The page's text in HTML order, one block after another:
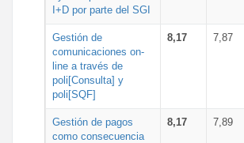
I+D por parte del SGI
Gestión de
comunicaciones on-
line a través de
poli[Consulta] y
poli[SQF]
8,17 7,87
Gestión de pagos
como consecuencia
8,17 7,89